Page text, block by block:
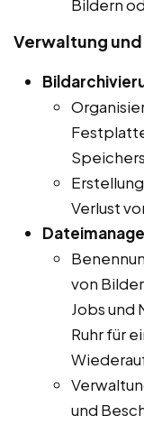
Bildern
Verwaltung
Verlust
von
Jobs und
Ruhr für
und